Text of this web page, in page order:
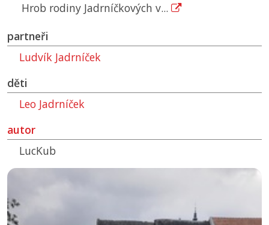
Hrob rodiny Jadrníčkových v...
partneři
Ludvík Jadrníček
děti
Leo Jadrníček
autor
LucKub